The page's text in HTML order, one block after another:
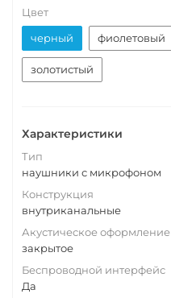
Цвет
черный
фиолетовый
золотистый
Характеристики
Тип
наушники с микрофоном
Конструкция
внутриканальные
Акустическое оформление
закрытое
Беспроводной интерфейс
Да